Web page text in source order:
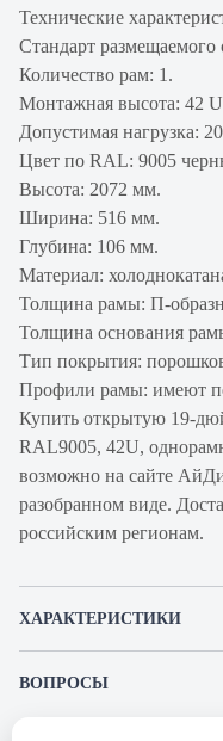
Технические
Стандарт размещаемого
Количество рам: 1.
Монтажная высота: 42
Допустимая нагрузка:
Цвет по RAL: 9005
Высота: 2072 мм.
Ширина: 516 мм.
Глубина: 106 мм.
Материал:
Толщина рамы: П-
Толщина основания
Тип покрытия:
Профили рамы: имеют
Купить открытую 19-
RAL9005, 42U,
возможно на сайте
разобранном виде.
российским регионам.
ХАРАКТЕРИСТИКИ
ВОПРОСЫ